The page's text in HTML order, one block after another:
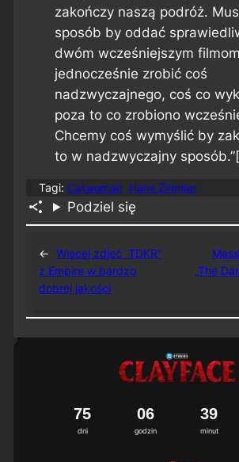
zakończy naszą podróż.
sposób by oddać
dwóm wcześniejszym
jednocześnie zrobić coś
nadzwyczajnego, coś co
poza to co zrobiono
Chcemy coś wymyślić by
to w nadzwyczajny
Tagi: Catwoman Hans Zimmer
Podziel się
← Więcej zdjęć „TDKR”
z Empire w bardzo
dobrej jakości
„The
dni
75
godzin
06
minut
39